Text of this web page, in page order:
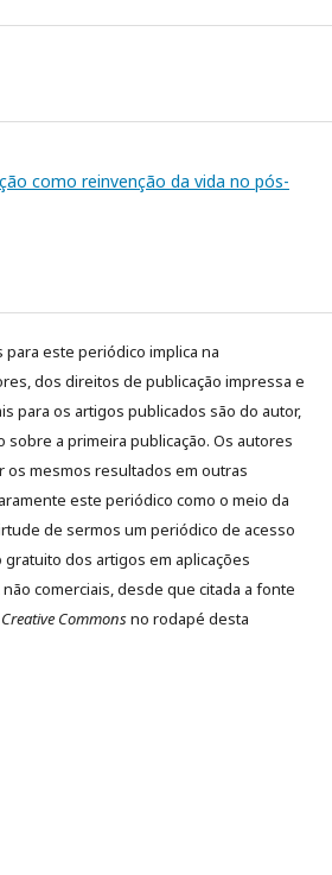
como reinvenção da vida no pós-
este periódico implica na
dos direitos de publicação impressa e
para os artigos publicados são do autor,
a primeira publicação. Os autores
mesmos resultados em outras
este periódico como o meio da
de sermos um periódico de acesso
dos artigos em aplicações
comerciais, desde que citada a fonte
Creative Commonsno rodapé desta